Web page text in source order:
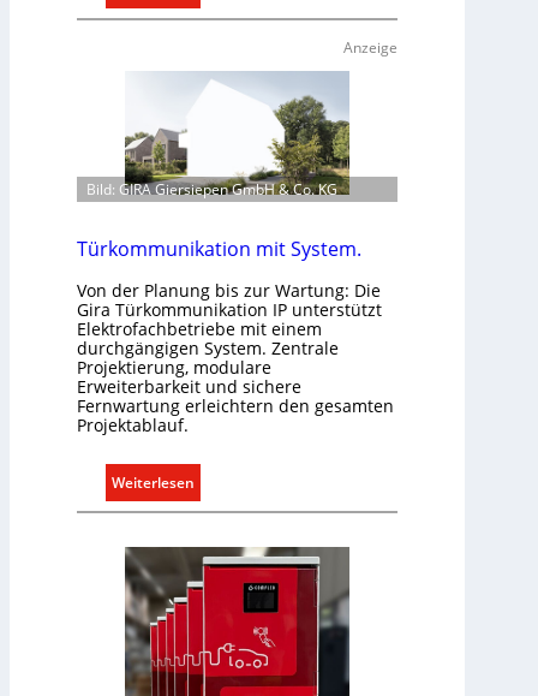
e
h
t
a
s
n
u
n
d
r
l
E
C
f
r
l
l
e
U
n
t
r
r
ü
n
d
Anzeige
Bild: GIRA Giersiepen GmbH & Co. KG
Türkommunikation mit System.
Von der Planung bis zur Wartung: Die
Gira Türkommunikation IP unterstützt
Elektrofachbetriebe mit einem
durchgängigen System. Zentrale
Projektierung, modulare
Erweiterbarkeit und sichere
Fernwartung erleichtern den gesamten
Projektablauf.
Weiterlesen
T
k
m
u